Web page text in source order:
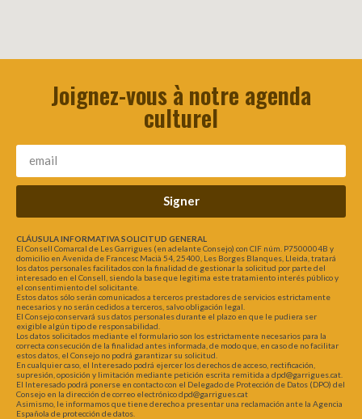
Joignez-vous à notre agenda
culturel
Signer
CLÁUSULA INFORMATIVA SOLICITUD GENERAL
El Consell Comarcal de Les Garrigues (en adelante Consejo) con CIF núm. P7500004B y
domicilio en Avenida de Francesc Macià 54, 25400, Les Borges Blanques, Lleida, tratará
los datos personales facilitados con la finalidad de gestionar la solicitud por parte del
interesado en el Consell, siendo la base que legitima este tratamiento interés público y
el consentimiento del solicitante.
Estos datos sólo serán comunicados a terceros prestadores de servicios estrictamente
necesarios y no serán cedidos a terceros, salvo obligación legal.
El Consejo conservará sus datos personales durante el plazo en que le pudiera ser
exigible algún tipo de responsabilidad.
Los datos solicitados mediante el formulario son los estrictamente necesarios para la
correcta consecución de la finalidad antes informada, de modo que, en caso de no facilitar
estos datos, el Consejo no podrá garantizar su solicitud.
En cualquier caso, el Interesado podrá ejercer los derechos de acceso, rectificación,
supresión, oposición y limitación mediante petición escrita remitida a dpd@garrigues.cat.
El Interesado podrá ponerse en contacto con el Delegado de Protección de Datos (DPO) del
Consejo en la dirección de correo electrónico dpd@garrigues.cat
Asimismo, le informamos que tiene derecho a presentar una reclamación ante la Agencia
Española de protección de datos.